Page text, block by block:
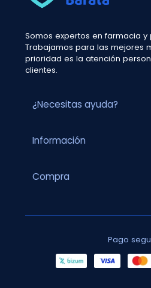
Somos expertos en farmacia
Trabajamos para las mejores
prioridad es la atención
clientes.
¿Necesitas ayuda?
Información
Compra
Pago